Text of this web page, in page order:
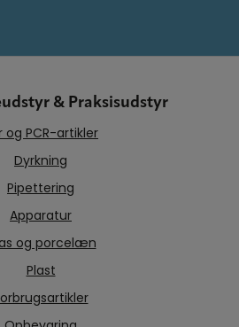
& Praksisudstyr
og PCR-artikler
Dyrkning
Pipettering
Apparatur
og porcelæn
Plast